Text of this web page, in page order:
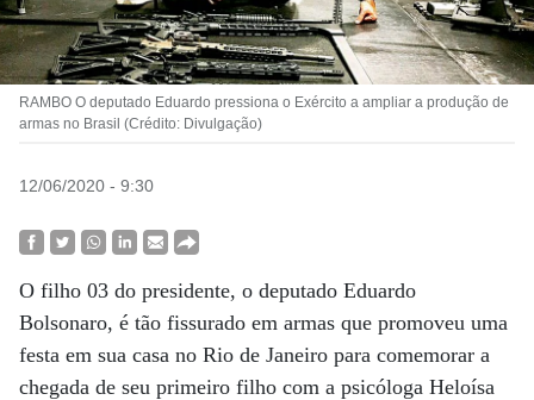
RAMBO O deputado Eduardo pressiona o Exército a ampliar a produção de
armas no Brasil (Crédito: Divulgação)
12/06/2020 - 9:30
O filho 03 do presidente, o deputado Eduardo
Bolsonaro, é tão fissurado em armas que promoveu uma
festa em sua casa no Rio de Janeiro para comemorar a
chegada de seu primeiro filho com a psicóloga Heloísa